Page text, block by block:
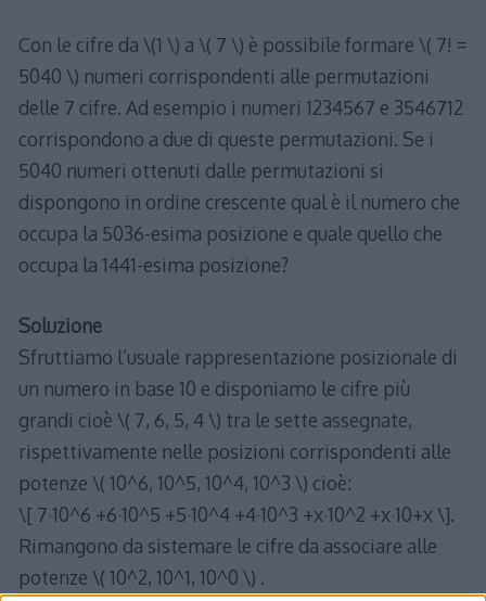
Con le cifre da \(1 \) a \( 7 \) è possibile formare \( 7! =
5040 \) numeri corrispondenti alle permutazioni
delle 7 cifre. Ad esempio i numeri 1234567 e 3546712
corrispondono a due di queste permutazioni. Se i
5040 numeri ottenuti dalle permutazioni si
dispongono in ordine crescente qual è il numero che
occupa la 5036-esima posizione e quale quello che
occupa la 1441-esima posizione?
Soluzione
Sfruttiamo l’usuale rappresentazione posizionale di
un numero in base 10 e disponiamo le cifre più
grandi cioè \( 7, 6, 5, 4 \) tra le sette assegnate,
rispettivamente nelle posizioni corrispondenti alle
potenze \( 10^6, 10^5, 10^4, 10^3 \) cioè:
\[ 7·10^6 +6·10^5 +5·10^4 +4·10^3 +x·10^2 +x·10+x \].
Rimangono da sistemare le cifre da associare alle
potenze \( 10^2, 10^1, 10^0 \) .